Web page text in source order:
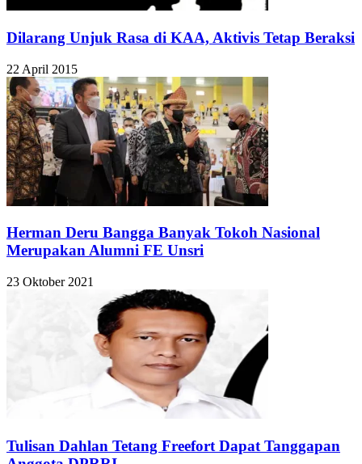
Dilarang Unjuk Rasa di KAA, Aktivis Tetap Beraksi
22 April 2015
Herman Deru Bangga Banyak Tokoh Nasional
Merupakan Alumni FE Unsri
23 Oktober 2021
Tulisan Dahlan Tetang Freefort Dapat Tanggapan